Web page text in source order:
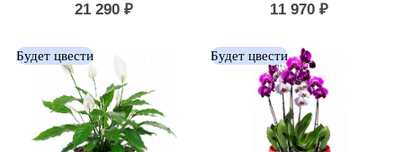
21 290₽ 11 970 ₽
Будет цвести Будет цвести